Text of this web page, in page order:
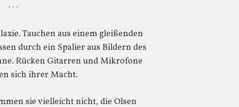
· · ·
Tauchen aus einem gleißenden
durch ein Spalier aus Bildern des
Rücken Gitarren und Mikrofone
sich ihrer Macht.
sie vielleicht nicht, die Olsen